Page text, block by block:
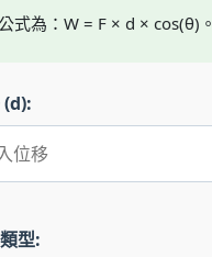
式為：W = F × d × cos(θ)。
(d):
型: